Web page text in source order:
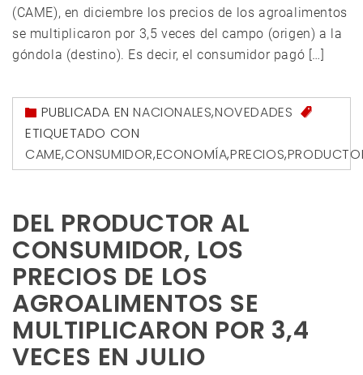
(CAME), en diciembre los precios de los agroalimentos
se multiplicaron por 3,5 veces del campo (origen) a la
góndola (destino). Es decir, el consumidor pagó […]
PUBLICADA ENNACIONALES,NOVEDADES
ETIQUETADO CON
CAME,CONSUMIDOR,ECONOMÍA,PRECIOS,
DEL PRODUCTOR AL
CONSUMIDOR, LOS
PRECIOS DE LOS
AGROALIMENTOS SE
MULTIPLICARON POR 3,4
VECES EN JULIO